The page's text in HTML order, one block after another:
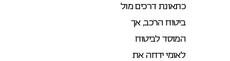
כתאונת דרכים מול
ביטוח הרכב, אך
המוסד לביטוח
לאומי ידחה את